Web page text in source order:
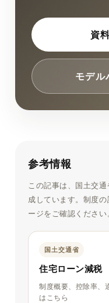
資
モデル
参考情報
この記事は、国土交
成しています。制度
ージをご確認ください。
国土交通省
住宅ローン減税
制度概要、控除率、
はこちら